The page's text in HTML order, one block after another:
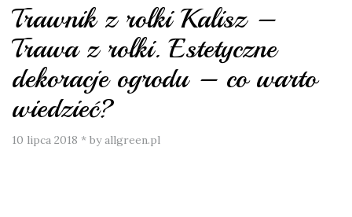
Trawnik z rolki Kalisz –
Trawa z rolki. Estetyczne
dekoracje ogrodu – co warto
wiedzieć?
10 lipca 2018 * by allgreen.pl